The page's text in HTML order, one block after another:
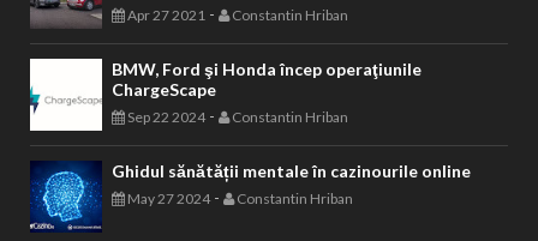
Apr 27 2021 - Constantin Hriban
BMW, Ford şi Honda încep operaţiunile
ChargeScape
Sep 22 2024- Constantin Hriban
Ghidul sănătății mentale în cazinourile online
May 27 2024- Constantin Hriban